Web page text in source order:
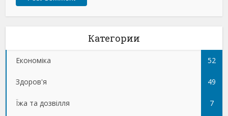
Категории
Економіка 52
Здоров'я 49
Їжа та дозвілля 7